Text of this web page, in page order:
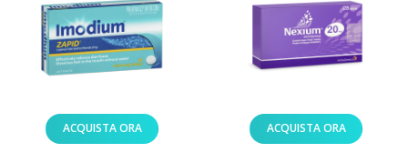
ACQUISTA ORA ACQUISTA ORA